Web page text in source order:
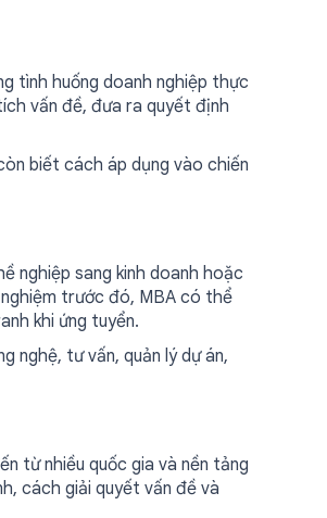
tình huống doanh nghiệp thực
vấn đề, đưa ra quyết định
biết cách áp dụng vào chiến
nghiệp sang kinh doanh hoặc
trước đó, MBA có thể
khi ứng tuyển.
nghệ, tư vấn, quản lý dự án,
từ nhiều quốc gia và nền tảng
cách giải quyết vấn đề và